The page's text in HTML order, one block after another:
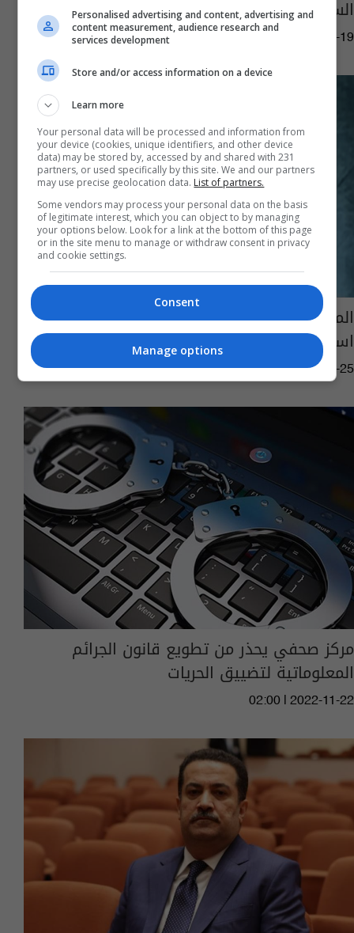
السومرية اثناء تغطيتهم تظاهرة ذوي المهن
07:22 | 2024-08-19
المالية النيابية: الفيدرالي الأمريكي يعرقل
استقرار سعر صرف الدولار
15:19 | 2023-06-25
مركز صحفي يحذر من تطويع قانون الجرائم
المعلوماتية لتضييق الحريات
02:00 | 2022-11-22
Personalised advertising and content, advertising and
content measurement, audience research and
services development
Store and/or access information on a device
Learn more
Your personal data will be processed and information from
your device (cookies, unique identifiers, and other device
data) may be stored by, accessed by and shared with 231
partners, or used specifically by this site. We and our partners
may use precise geolocation data. List of partners.
Some vendors may process your personal data on the basis
of legitimate interest, which you can object to by managing
your options below. Look for a link at the bottom of this page
or in the site menu to manage or withdraw consent in privacy
and cookie settings.
Consent
Manage options